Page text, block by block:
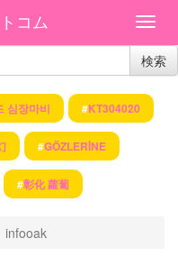
コム
検索
심장마비 #KT304020
#GÖZLERİNE
#彰化 蘿蔔
infooak